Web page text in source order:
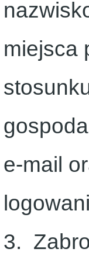
miejsca
e-mail
3.